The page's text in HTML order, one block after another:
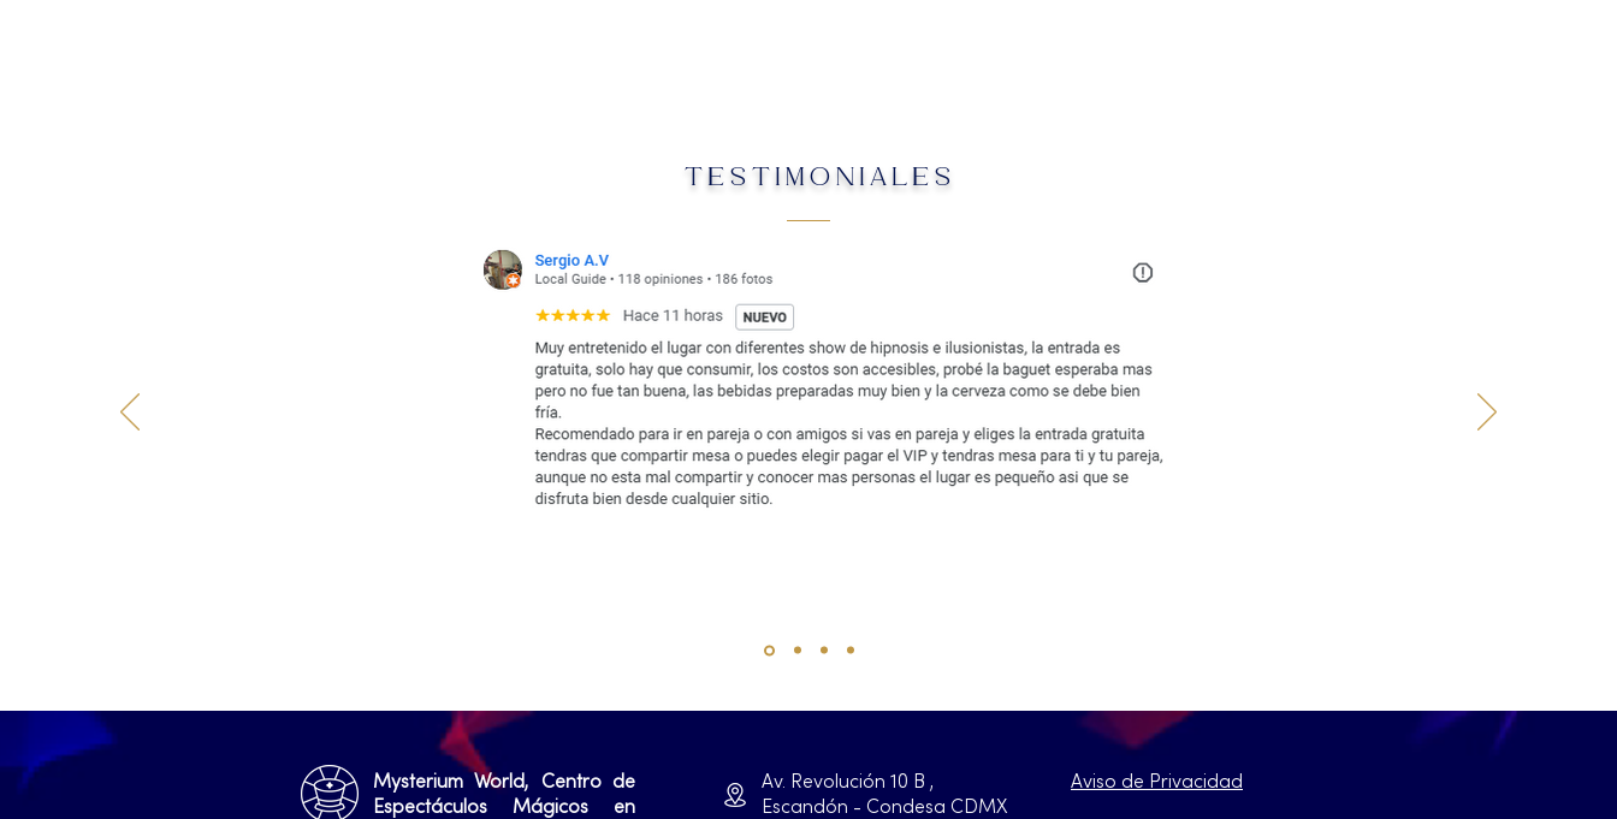
TESTIMONIALES
Mysterium World, Centro de
Espectáculos Mágicos en
Av. Revolución 10 B ,
Escandón - Condesa CDMX
Aviso de Privacidad